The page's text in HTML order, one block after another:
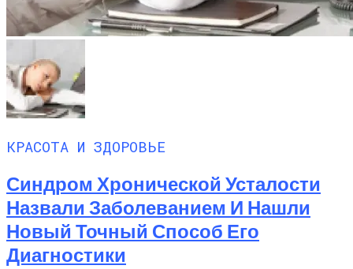
КРАСОТА И ЗДОРОВЬЕ
Синдром Хронической Усталости
Назвали Заболеванием И Нашли
Новый Точный Способ Его
Диагностики